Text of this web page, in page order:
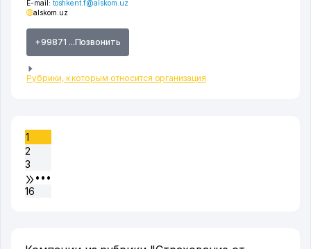
E-mail: toshkent.f@alskom.uz
alskom.uz
+99871 ...Позвонить
Рубрики, к которым относится организация
1
2
3
•••
16